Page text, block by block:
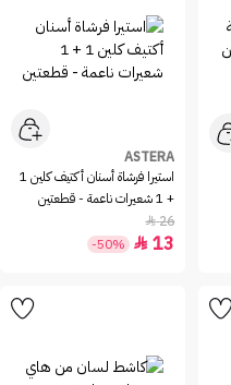
ASTERA
استيرا فرشاة أسنان أكتيف كلين 1
+ 1 شعيرات ناعمة - قطعتين
26

13

-50%